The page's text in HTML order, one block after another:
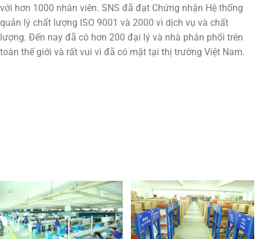
với hơn 1000 nhân viên. SNS đã đạt Chứng nhận Hệ thống
quản lý chất lượng ISO 9001 và 2000 vì dịch vụ và chất
lượng. Đến nay đã có hơn 200 đại lý và nhà phân phối trên
toàn thế giới và rất vui vì đã có mặt tại thị trường Việt Nam.